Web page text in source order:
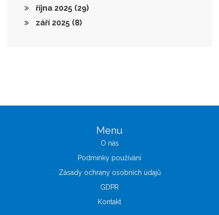
října 2025 (29)
září 2025 (8)
Menu
O nás
Podmínky používání
Zásady ochrany osobních údajů
GDPR
Kontakt